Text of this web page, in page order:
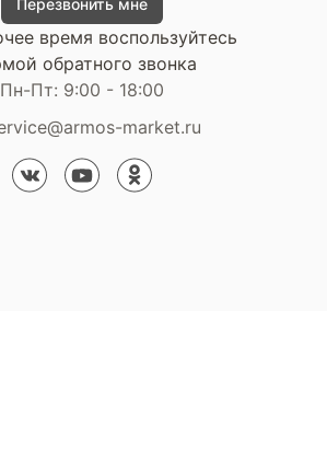
Перезвонить мне
время воспользуйтесь
обратного звонка
Пн-Пт: 9:00 - 18:00
market.ru